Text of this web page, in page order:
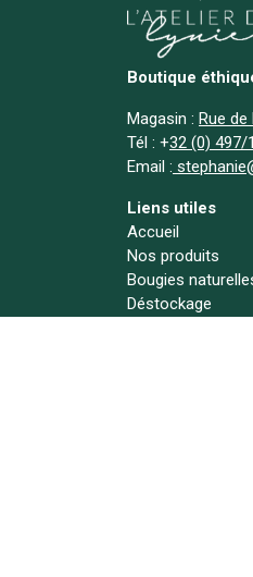
Boutique
Magasin : Rue
Tél : +32 (0) 497/
Email :
Liens utiles
Accueil
Nos produits
Bougies
Déstockage